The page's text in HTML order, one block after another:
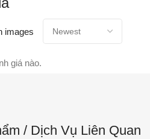
images
giá nào.
/ Dịch Vụ Liên Quan